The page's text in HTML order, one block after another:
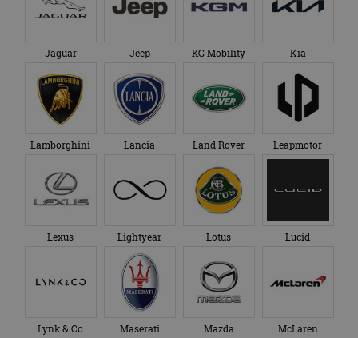
Jaguar Jeep KG Mobility Kia
Lamborghini Lancia Land Rover Leapmotor
Lexus Lightyear Lotus Lucid
Lynk & Co Maserati Mazda McLaren